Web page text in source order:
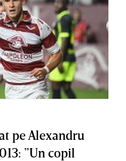
pe Alexandru
”Un copil